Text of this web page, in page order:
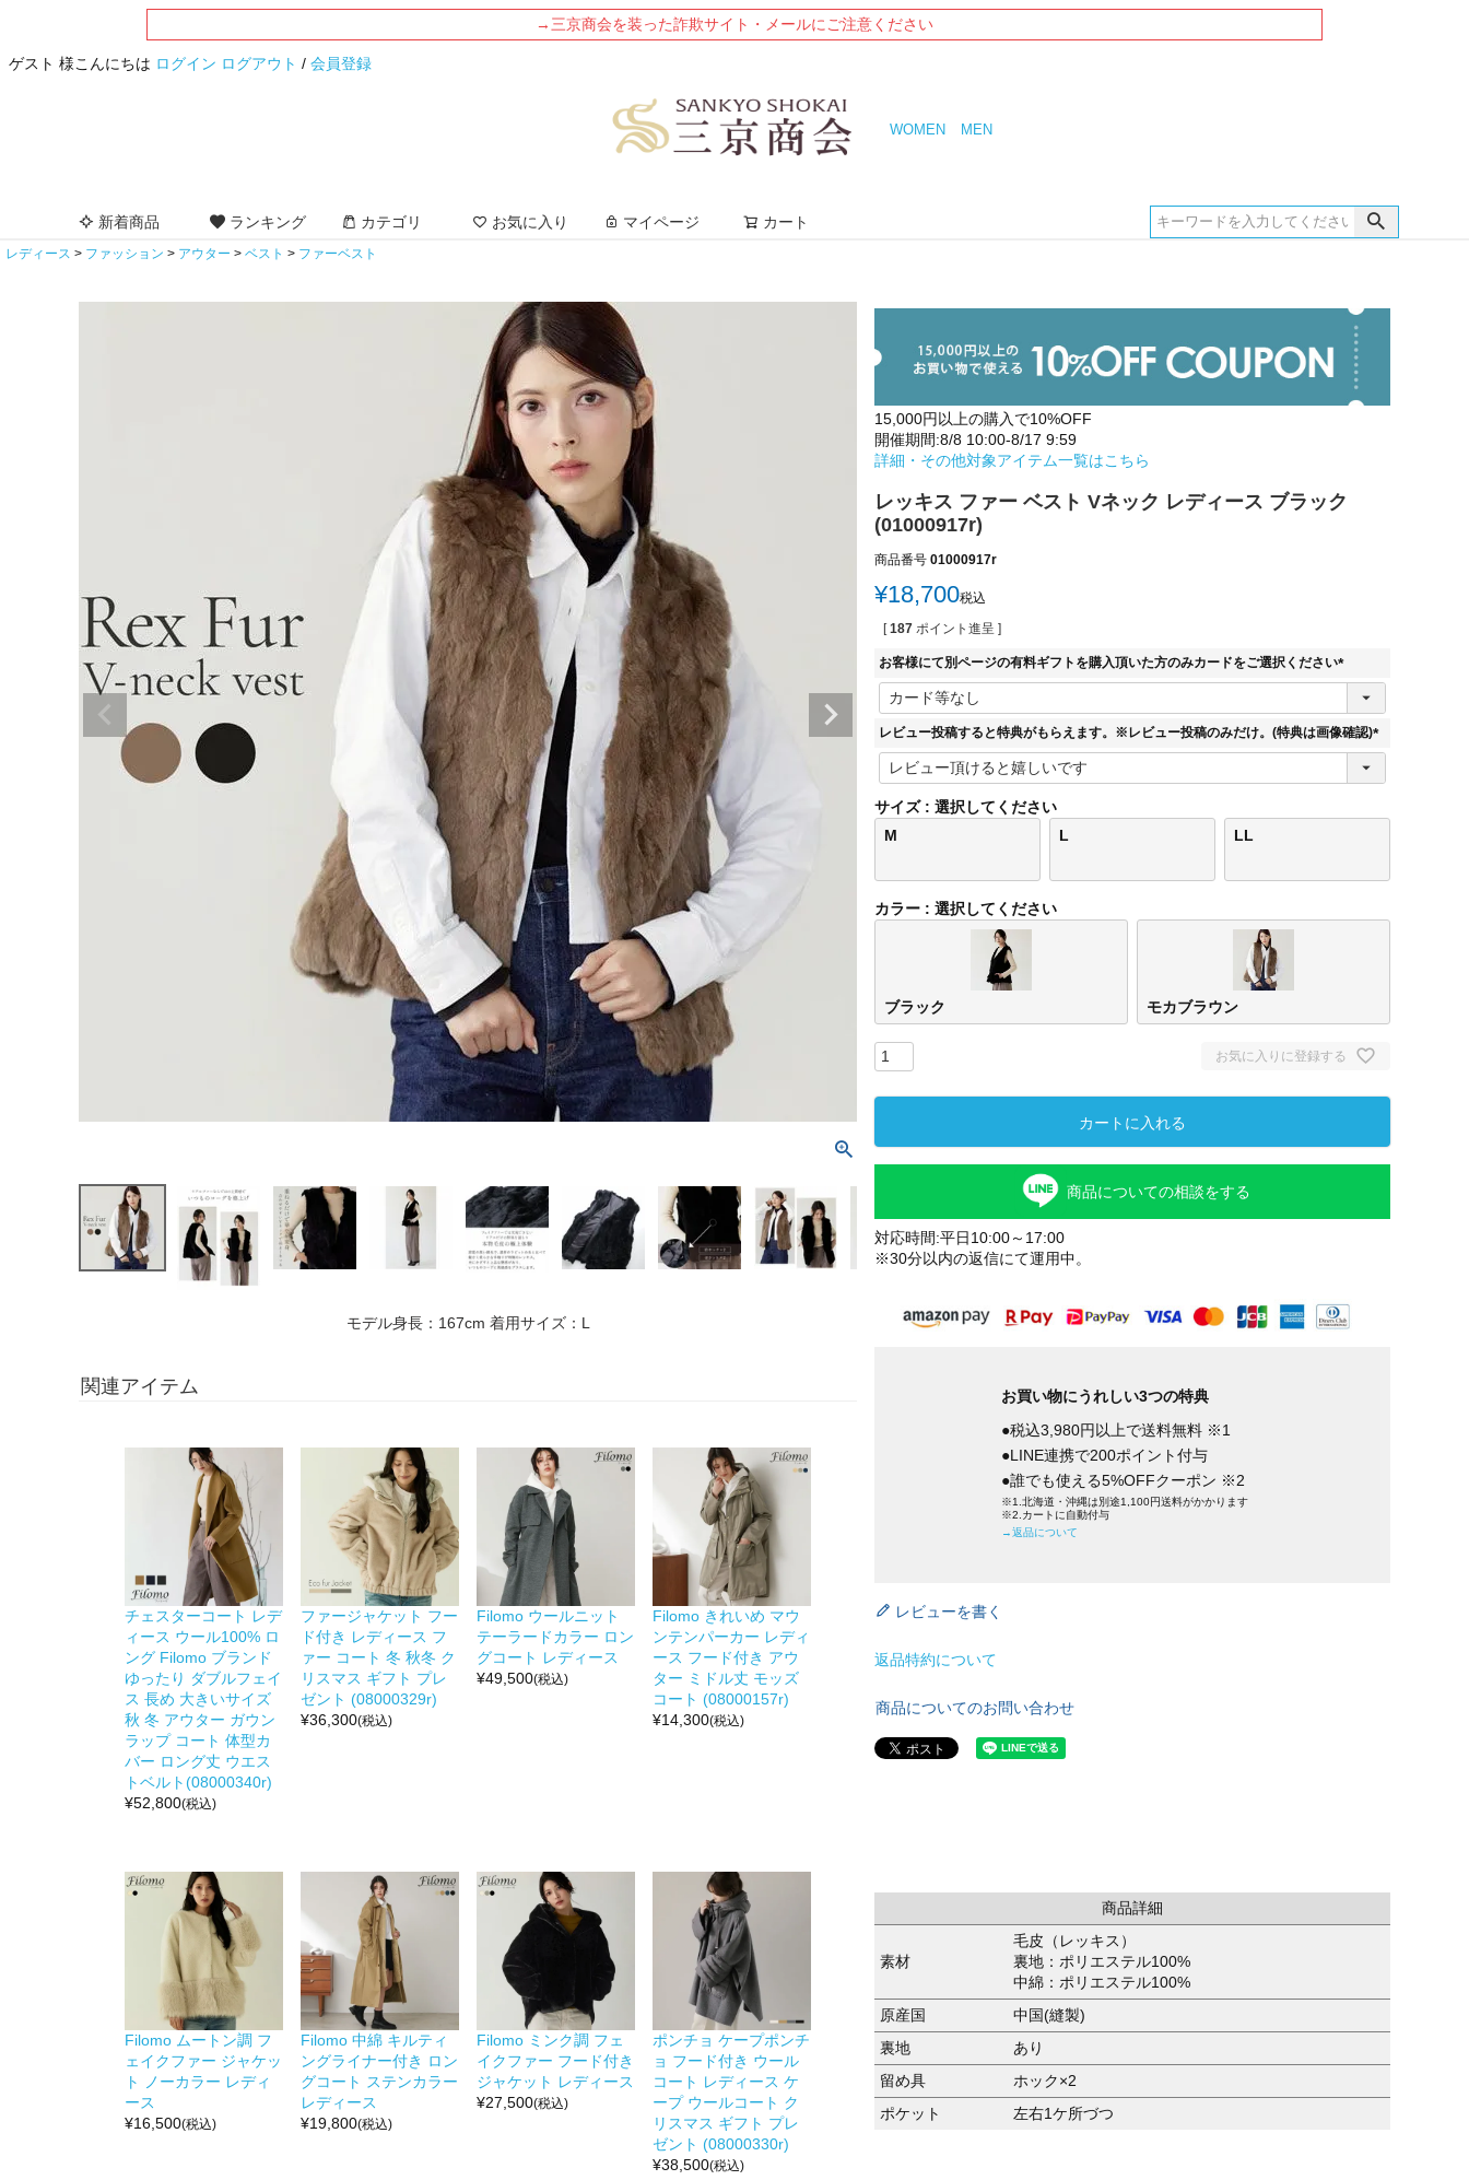
→三京商会を装った詐欺サイト・メールにご注意ください
ゲスト 様こんにちは ログイン ログアウト / 会員登録
WOMEN MEN
新着商品 ランキング カテゴリ お気に入り マイページ カート
レディース ファッション アウター ベスト ファーベスト
モデル身長：167cm 着用サイズ：L
関連アイテム
チェスターコート レデ
ィース ウール100% ロ
ング Filomo ブランド
ゆったり ダブルフェイ
ス 長め 大きいサイズ
秋 冬 アウター ガウン
ラップ コート 体型カ
バー ロング丈 ウエス
トベルト(08000340r)
¥52,800(税込)
ファージャケット フー
ド付き レディース フ
ァー コート 冬 秋冬 ク
リスマス ギフト プレ
ゼント (08000329r)
¥36,300(税込)
Filomo ウールニット
テーラードカラー ロン
グコート レディース
¥49,500(税込)
Filomo きれいめ マウ
ンテンパーカー レディ
ース フード付き アウ
ター ミドル丈 モッズ
コート (08000157r)
¥14,300(税込)
Filomo ムートン調 フ
ェイクファー ジャケッ
ト ノーカラー レディ
ース
¥16,500(税込)
Filomo 中綿 キルティ
ングライナー付き ロン
グコート ステンカラー
レディース
¥19,800(税込)
Filomo ミンク調 フェ
イクファー フード付き
ジャケット レディース
¥27,500(税込)
ポンチョ ケープポンチ
ョ フード付き ウール
コート レディース ケ
ープ ウールコート ク
リスマス ギフト プレ
ゼント (08000330r)
¥38,500(税込)
15,000円以上の購入で10%OFF
開催期間:8/8 10:00-8/17 9:59
詳細・その他対象アイテム一覧はこちら
レッキス ファー ベスト Vネック レディース ブラック
(01000917r)
商品番号 01000917r
¥18,700税込
[ 187 ポイント進呈 ]
お客様にて別ページの有料ギフトを購入頂いた方のみカードをご選択ください
(
須
レビュー投稿すると特典がもらえます。※レビュー投稿のみだけ。(特典は画像確認)
(
)
サイズ
選択してください
M
L LL
カラー 選択してください
ブラック モカブラウン
お気に入りに登録する
カートに入れる
商品についての相談をする
対応時間:平日10:00～17:00
※30分以内の返信にて運用中。
お買い物にうれしい3つの特典
●税込3,980円以上で送料無料 ※1
●LINE連携で200ポイント付与
●誰でも使える5%OFFクーポン ※2
※1.北海道・沖縄は別途1,100円送料がかかります
※2.カートに自動付与
→返品について
レビューを書く
返品特約について
商品についてのお問い合わせ
商品詳細
素材
毛皮（レッキス）
裏地：ポリエステル100%
中綿：ポリエステル100%
原産国
中国(縫製)
裏地
あり
留め具
ホック×2
ポケット
左右1ケ所づつ